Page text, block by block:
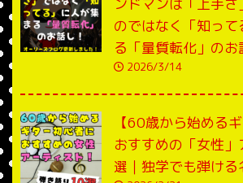
のではなく「知って
る「量質転化」のお
2026/3/14
【60歳から始める
おすすめの「女性
選｜独学でも弾ける